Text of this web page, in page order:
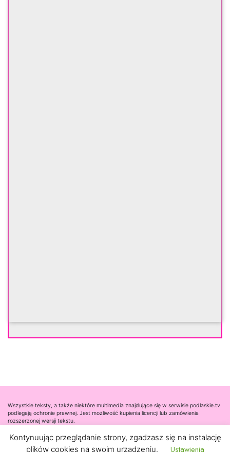
Wszystkie teksty, a także niektóre multimedia znajdujące się w serwisie podlaskie.tv
podlegają ochronie prawnej. Jest możliwość kupienia licencji lub zamówienia
rozszerzonej wersji tekstu.
Współpraca
Kontynuując przeglądanie strony, zgadzasz się na instalację
plików cookies na swoim urządzeniu.
Ustawienia